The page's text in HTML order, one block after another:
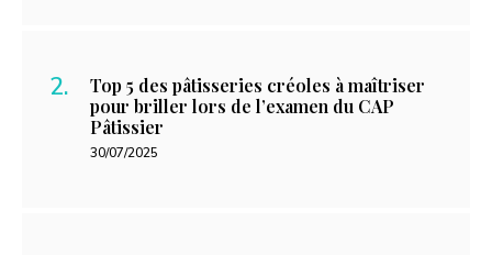
Top 5 des pâtisseries créoles à maîtriser
pour briller lors de l’examen du CAP
Pâtissier
30/07/2025